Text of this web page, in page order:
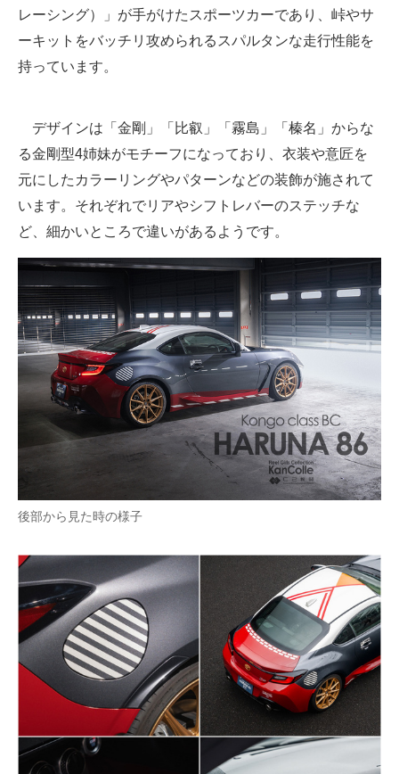
レーシング）」が手がけたスポーツカーであり、峠やサ
ーキットをバッチリ攻められるスパルタンな走行性能を
持っています。
デザインは「金剛」「比叡」「霧島」「榛名」からな
る金剛型4姉妹がモチーフになっており、衣装や意匠を
元にしたカラーリングやパターンなどの装飾が施されて
います。それぞれでリアやシフトレバーのステッチな
ど、細かいところで違いがあるようです。
後部から見た時の様子